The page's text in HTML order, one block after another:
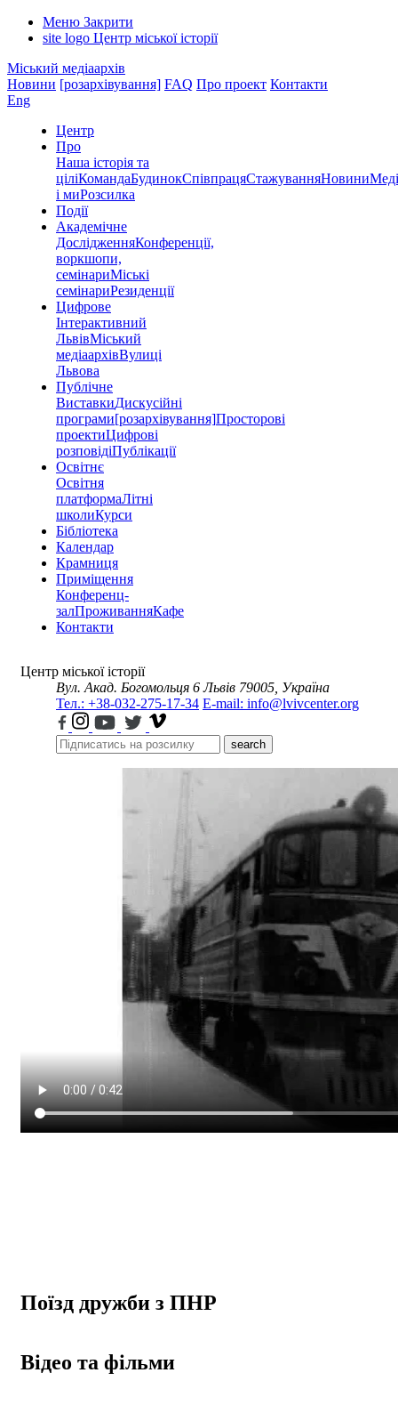
Меню Закрити
site logo Центр міської історії
Міський медіаархів
Новини [розархівування] FAQ Про проект Контакти
Eng
Центр
Про
Наша історія та
ціліКомандаБудинокСпівпрацяСтажуванняНовини
і миРозсилка
Події
Академічне
ДослідженняКонференції,
воркшопи,
семінариМіські
семінариРезиденції
Цифрове
Інтерактивний
ЛьвівМіський
медіаархівВулиці
Львова
Публічне
ВиставкиДискусійні
програми[розархівування]Просторові
проектиЦифрові
розповідіПублікації
Освітнє
Освітня
платформаЛітні
школиКурси
Бібліотека
Календар
Крамниця
Приміщення
Конференц-
залПроживанняКафе
Контакти
Центр міської історії
Вул. Акад. Богомольця 6 Львів 79005, Україна
Тел.: +38-032-275-17-34 E-mail: info@lvivcenter.org
search
Поїзд дружби з ПНР
Відео та фільми